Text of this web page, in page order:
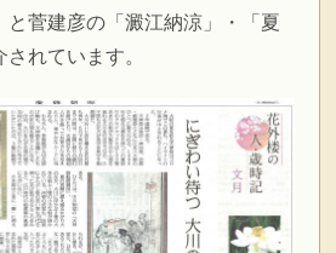
と菅建彦の「澱江納涼」・「夏
れています。